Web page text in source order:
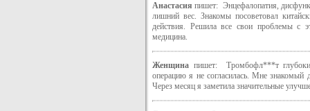
Анастасия пишет: Энцефалопатия,
лишний вес. Знакомы посоветовал
действия. Решила все свои проблемы с
медицина.
Женщина пишет: Тромбофл***т
операцию я не согласилась. Мне
Через месяц я заметила значительные